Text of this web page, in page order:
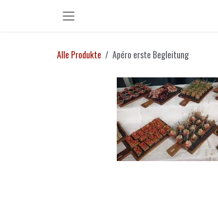
Alle Produkte Apéro erste Begleitung